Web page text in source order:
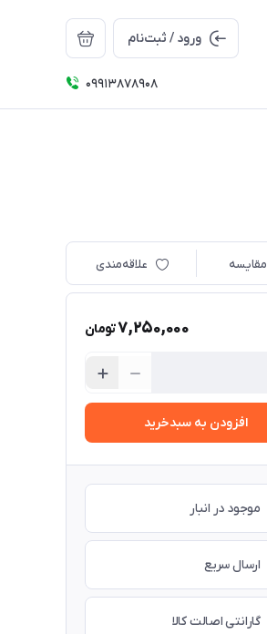
ورود / ثبت‌نام
09913878908
مقایسه علاقه‌مندی
7,250,000تومان
افزودن به سبدخرید
موجود در انبار
ارسال سریع
گارانتی اصالت کالا